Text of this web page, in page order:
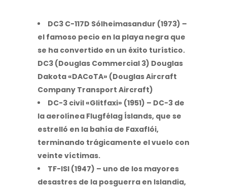
DC3 C-117D Sólheimasandur (1973) –
el famoso pecio en la playa negra que
se ha convertido en un éxito turístico.
DC3 (Douglas Commercial 3) Douglas
Dakota «DACoTA» (Douglas Aircraft
Company Transport Aircraft)
DC-3 civil «Glitfaxi» (1951) – DC-3 de
la aerolínea Flugfélag Íslands, que se
estrelló en la bahía de Faxaflói,
terminando trágicamente el vuelo con
veinte víctimas.
TF-ISI (1947) – uno de los mayores
desastres de la posguerra en Islandia,